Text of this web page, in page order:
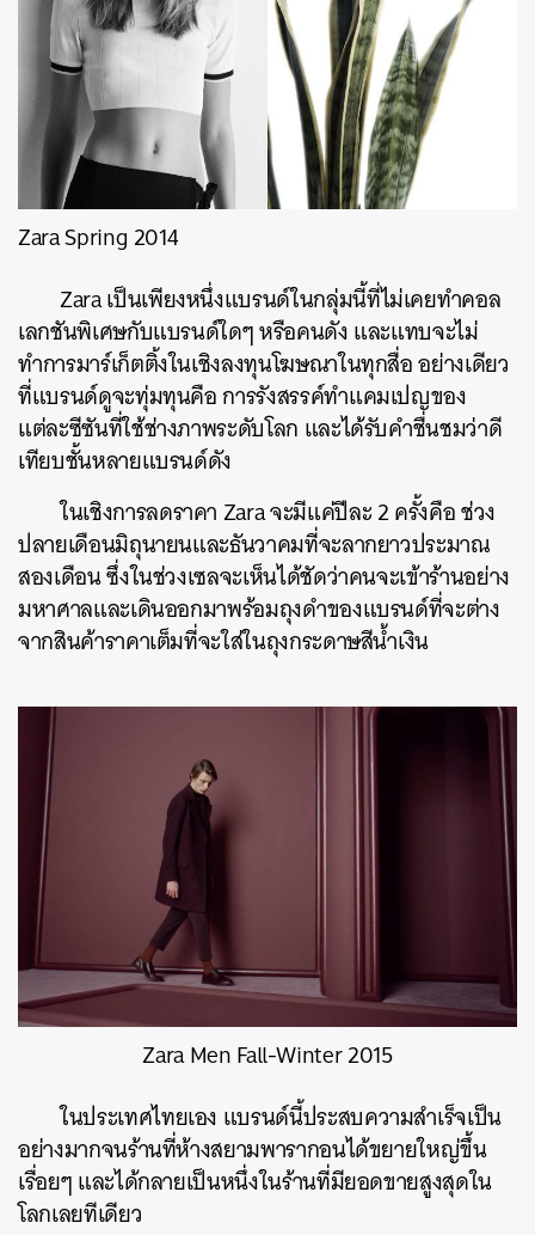
Zara Spring 2014
Zara เป็นเพียงหนึ่งแบรนด์ในกลุ่มนี้ที่ไม่เคยทำคอล
เลกชันพิเศษกับแบรนด์ใดๆ หรือคนดัง และแทบจะไม่
ทำการมาร์เก็ตติ้งในเชิงลงทุนโฆษณาในทุกสื่อ อย่างเดียว
ที่แบรนด์ดูจะทุ่มทุนคือ การรังสรรค์ทำแคมเปญของ
แต่ละซีซันที่ใช้ช่างภาพระดับโลก และได้รับคำชื่นชมว่าดี
เทียบชั้นหลายแบรนด์ดัง
ในเชิงการลดราคา Zara จะมีแค่ปีละ 2 ครั้งคือ ช่วง
ปลายเดือนมิถุนายนและธันวาคมที่จะลากยาวประมาณ
สองเดือน ซึ่งในช่วงเซลจะเห็นได้ชัดว่าคนจะเข้าร้านอย่าง
มหาศาลและเดินออกมาพร้อมถุงดำของแบรนด์ที่จะต่าง
จากสินค้าราคาเต็มที่จะใส่ในถุงกระดาษสีน้ำเงิน
Zara Men Fall-Winter 2015
ในประเทศไทยเอง แบรนด์นี้ประสบความสำเร็จเป็น
อย่างมากจนร้านที่ห้างสยามพารากอนได้ขยายใหญ่ขึ้น
เรื่อยๆ และได้กลายเป็นหนึ่งในร้านที่มียอดขายสูงสุดใน
โลกเลยทีเดียว